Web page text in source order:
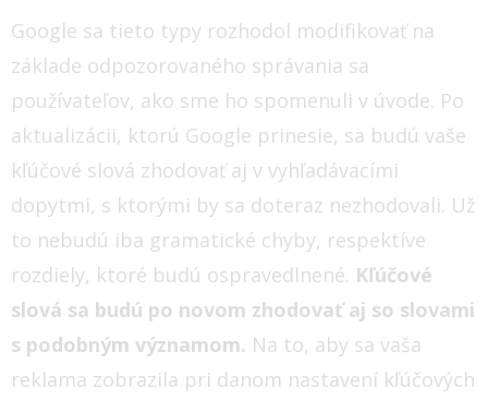
Google sa tieto typy rozhodol modifikovať na
základe odpozorovaného správania sa
používateľov, ako sme ho spomenuli v úvode. Po
aktualizácii, ktorú Google prinesie, sa budú vaše
kľúčové slová zhodovať aj v vyhľadávacími
dopytmi, s ktorými by sa doteraz nezhodovali. Už
to nebudú iba gramatické chyby, respektíve
rozdiely, ktoré budú ospravedlnené. Kľúčové
slová sa budú po novom zhodovať aj so slovami
s podobným významom. Na to, aby sa vaša
reklama zobrazila pri danom nastavení kľúčových